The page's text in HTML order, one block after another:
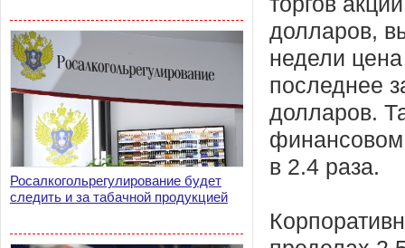
Росалкогольрегулирование будет
следить и за табачной продукцией
долларов,
недели
последнее
долларов.
финансовом
в 2.4 раза.